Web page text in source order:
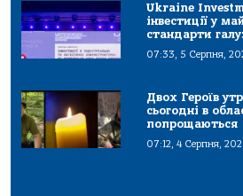
Ukraine
інвестиції у
стандарти
07:33, 5 Серпня,
Двох Героїв
сьогодні в
попрощаються
07:12, 4 Серпня,